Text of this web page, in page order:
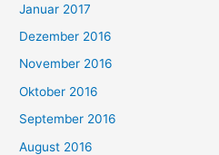
Januar 2017
Dezember 2016
November 2016
Oktober 2016
September 2016
August 2016